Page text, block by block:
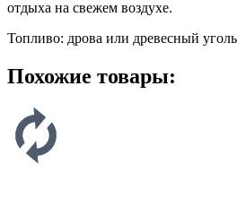
отдыха на свежем воздухе.
Топливо: дрова или древесный уголь
Похожие товары: